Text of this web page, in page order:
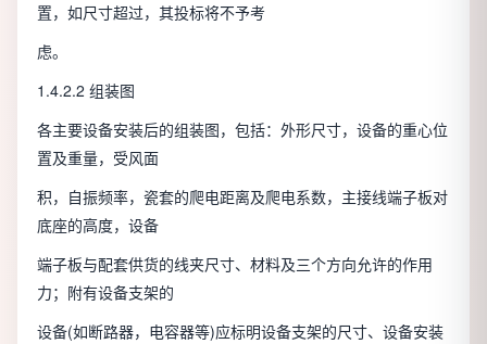
置，如尺寸超过，其投标将不予考
虑。
1.4.2.2 组装图
各主要设备安装后的组装图，包括：外形尺寸，设备的重心位
置及重量，受风面
积，自振频率，瓷套的爬电距离及爬电系数，主接线端子板对
底座的高度，设备
端子板与配套供货的线夹尺寸、材料及三个方向允许的作用
力；附有设备支架的
设备(如断路器，电容器等)应标明设备支架的尺寸、设备安装